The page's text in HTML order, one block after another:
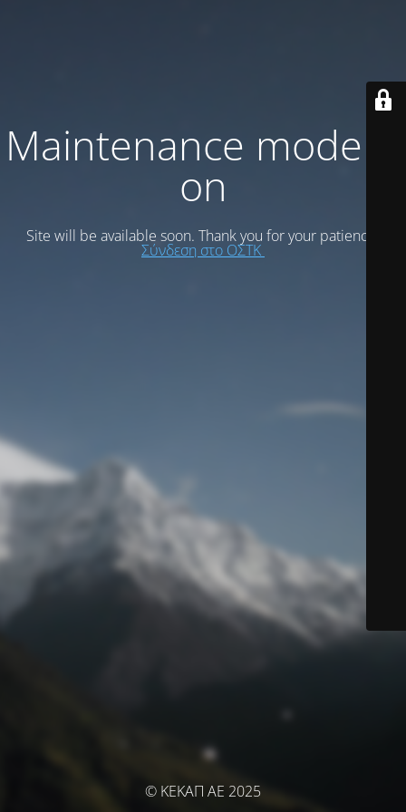
Maintenance mode is
on
Site will be available soon. Thank you for your patience!
Σύνδεση στο ΟΣΤΚ
© ΚΕΚΑΠ ΑΕ 2025